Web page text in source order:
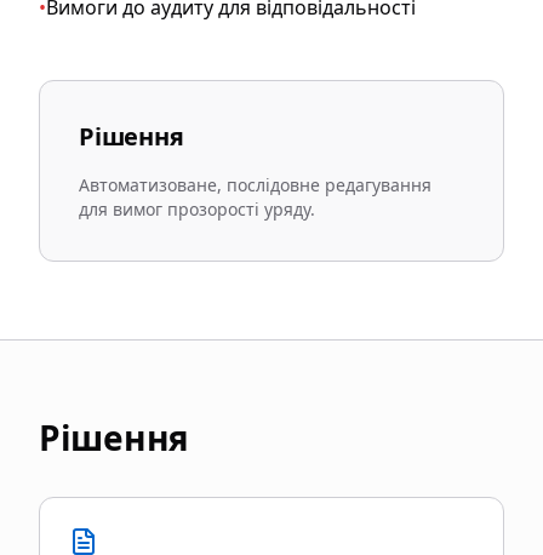
•Вимоги до аудиту для відповідальності
Рішення
Автоматизоване, послідовне редагування
для вимог прозорості уряду.
Рішення